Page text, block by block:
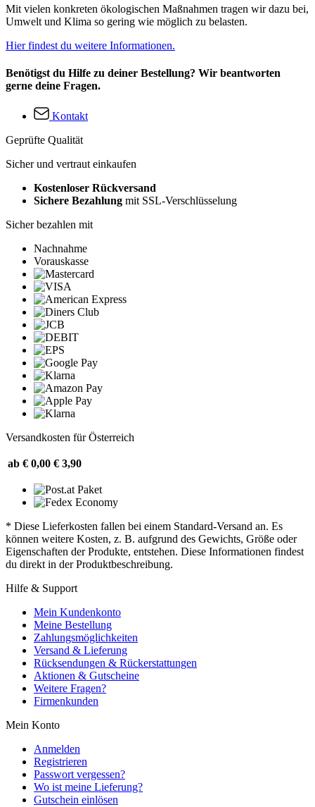
Mit vielen konkreten ökologischen Maßnahmen tragen wir dazu bei,
Umwelt und Klima so gering wie möglich zu belasten.
Hier findest du weitere Informationen.
Benötigst du Hilfe zu deiner Bestellung? Wir beantworten
gerne deine Fragen.
Kontakt
Geprüfte Qualität
Sicher und vertraut einkaufen
Kostenloser Rückversand
Sichere Bezahlung mit SSL-Verschlüsselung
Sicher bezahlen mit
Nachnahme
Vorauskasse
Versandkosten für Österreich
ab € 0,00 € 3,90
* Diese Lieferkosten fallen bei einem Standard-Versand an. Es
können weitere Kosten, z. B. aufgrund des Gewichts, Größe oder
Eigenschaften der Produkte, entstehen. Diese Informationen findest
du direkt in der Produktbeschreibung.
Hilfe & Support
Mein Kundenkonto
Meine Bestellung
Zahlungsmöglichkeiten
Versand & Lieferung
Rücksendungen & Rückerstattungen
Aktionen & Gutscheine
Weitere Fragen?
Firmenkunden
Mein Konto
Anmelden
Registrieren
Passwort vergessen?
Wo ist meine Lieferung?
Gutschein einlösen